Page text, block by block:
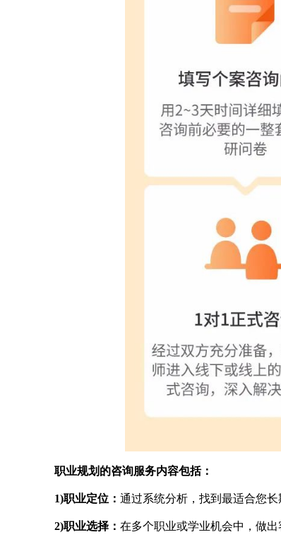
职业规划的咨询服务内容包括：
1)职业定位： 通过系统分析，找到最适合您长
2)职业选择： 在多个职业或学业机会中，做出